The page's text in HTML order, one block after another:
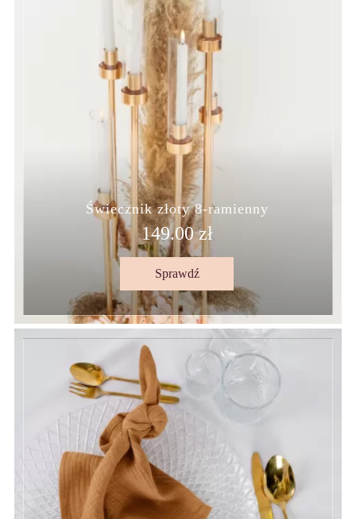
Świecznik złoty 8-ramienny
149.00 zł
Sprawdź